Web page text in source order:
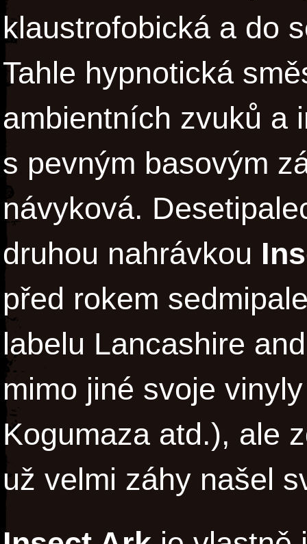
klaustrofobická a do
Tahle hypnotická
ambientních zvuků a
s pevným basovým
návyková.
druhou nahrávkou
před rokem
labelu Lancashire
mimo jiné svoje
Kogumaza atd.), ale
už velmi záhy našel